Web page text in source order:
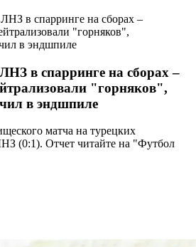
в спарринге на сборах –
"горняков",
в эндшпиле
в спарринге на сборах –
"горняков",
в эндшпиле
матча на турецких
(0:1). Отчет читайте на "Футбол